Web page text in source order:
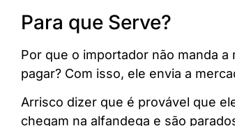
Para que Serve?
Por que o importador não manda
pagar? Com isso, ele envia a
Arrisco dizer que é provável que
chegam na alfandega e são